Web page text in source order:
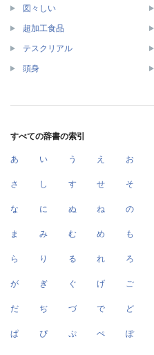
図々しい
超加工食品
テスクリアル
頭身
すべての辞書の索引
あ い う え お
さ し す せ そ
な に ぬ ね の
ま み む め も
ら り る れ ろ
が ぎ ぐ げ ご
だ ぢ づ で ど
ぱ ぴ ぷ ぺ ぽ